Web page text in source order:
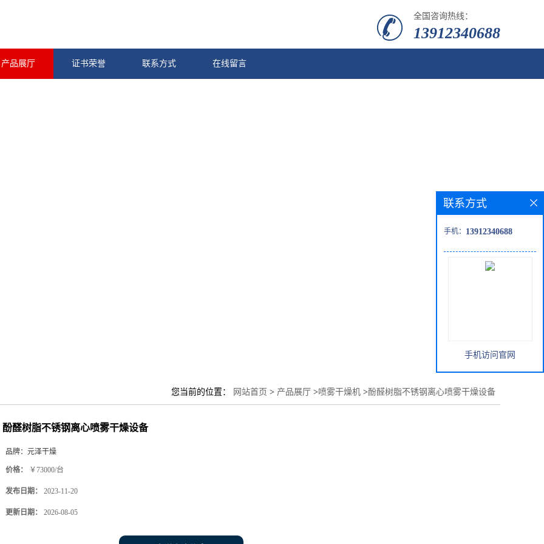
全国咨询热线：
13912340688
产品展厅 证书荣誉 联系方式 在线留言
您当前的位置： 网站首页 > 产品展厅 >喷雾干燥机 >酚醛树脂不锈钢离心喷雾干燥设备
酚醛树脂不锈钢离心喷雾干燥设备
品牌： 元泽干燥
价格： ￥73000/台
发布日期： 2023-11-20
更新日期： 2026-08-05
联系方式
手机： 13912340688
手机访问官网